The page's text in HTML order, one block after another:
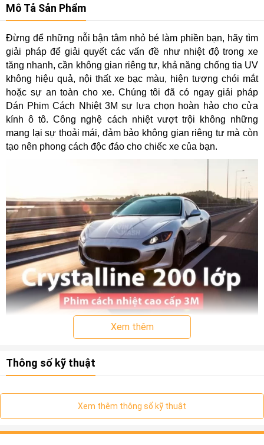
Mô Tả Sản Phẩm
Đừng để những nỗi bận tâm nhỏ bé làm phiền bạn, hãy tìm
giải pháp để giải quyết các vấn đề như nhiệt độ trong xe
tăng nhanh, cần không gian riêng tư, khả năng chống tia UV
không hiệu quả, nội thất xe bạc màu, hiện tượng chói mắt
hoặc sự an toàn cho xe. Chúng tôi đã có ngay giải pháp
Dán Phim Cách Nhiệt 3M sự lựa chọn hoàn hảo cho cửa
kính ô tô. Công nghệ cách nhiệt vượt trội không những
mang lại sự thoải mái, đảm bảo không gian riêng tư mà còn
tạo nên phong cách độc đáo cho chiếc xe của bạn.
Giới thiệu về phim cách nhiệt 3M
chính hãng
3M là công ty duy nhất tiên phong lĩnh vực phim cách nhiệt
Xem thêm
Thông số kỹ thuật
Xem thêm thông số kỹ thuật